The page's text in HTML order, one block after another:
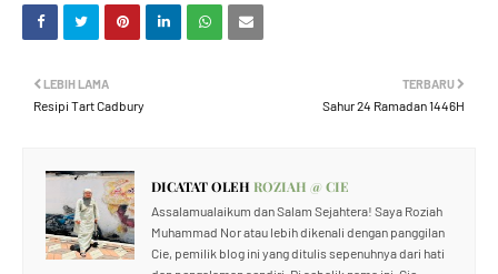
TERBARU
Sahur 24 Ramadan 1446H
LEBIH LAMA
Resipi Tart Cadbury
DICATAT OLEH ROZIAH @ CIE
Assalamualaikum dan Salam Sejahtera! Saya Roziah
Muhammad Nor atau lebih dikenali dengan panggilan
Cie, pemilik blog ini yang ditulis sepenuhnya dari hati